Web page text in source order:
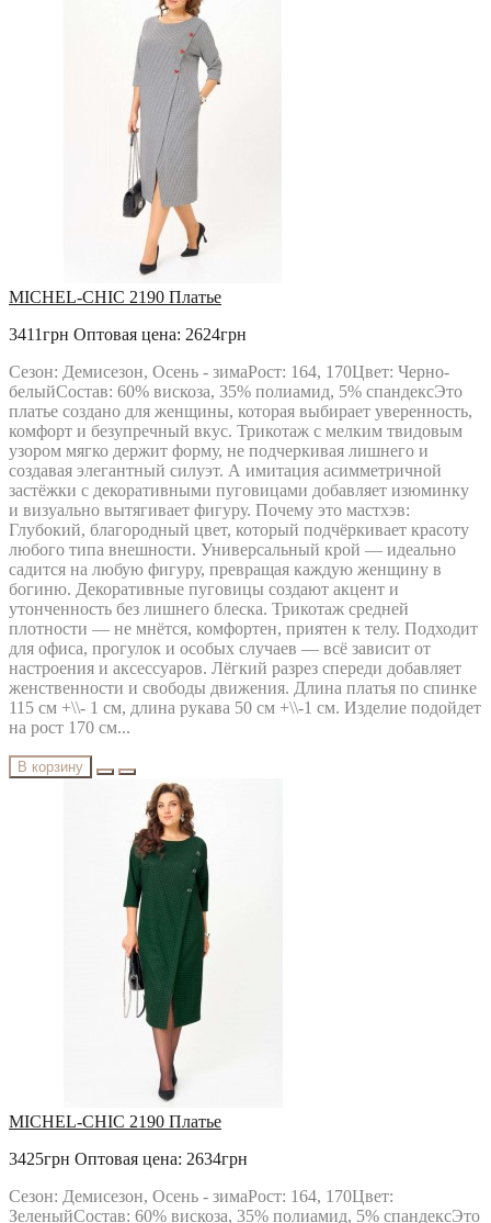
MICHEL-CHIC 2190 Платье
3411грн Оптовая цена: 2624грн
Сезон: Демисезон, Осень - зимаРост: 164, 170Цвет: Черно-
белыйСостав: 60% вискоза, 35% полиамид, 5% спандексЭто
платье создано для женщины, которая выбирает уверенность,
комфорт и безупречный вкус. Трикотаж с мелким твидовым
узором мягко держит форму, не подчеркивая лишнего и
создавая элегантный силуэт. А имитация асимметричной
застёжки с декоративными пуговицами добавляет изюминку
и визуально вытягивает фигуру. Почему это мастхэв:
Глубокий, благородный цвет, который подчёркивает красоту
любого типа внешности. Универсальный крой — идеально
садится на любую фигуру, превращая каждую женщину в
богиню. Декоративные пуговицы создают акцент и
утонченность без лишнего блеска. Трикотаж средней
плотности — не мнётся, комфортен, приятен к телу. Подходит
для офиса, прогулок и особых случаев — всё зависит от
настроения и аксессуаров. Лёгкий разрез спереди добавляет
женственности и свободы движения. Длина платья по спинке
115 см +\\- 1 см, длина рукава 50 см +\\-1 см. Изделие подойдет
на рост 170 см...
В корзину
MICHEL-CHIC 2190 Платье
3425грн Оптовая цена: 2634грн
Сезон: Демисезон, Осень - зимаРост: 164, 170Цвет:
ЗеленыйСостав: 60% вискоза, 35% полиамид, 5% спандексЭто